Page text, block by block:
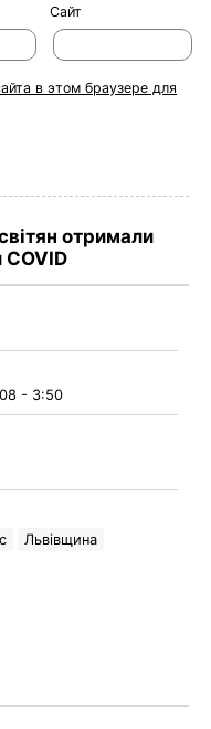
Сайт
в этом браузере для
отримали
- 3:50
Львівщина